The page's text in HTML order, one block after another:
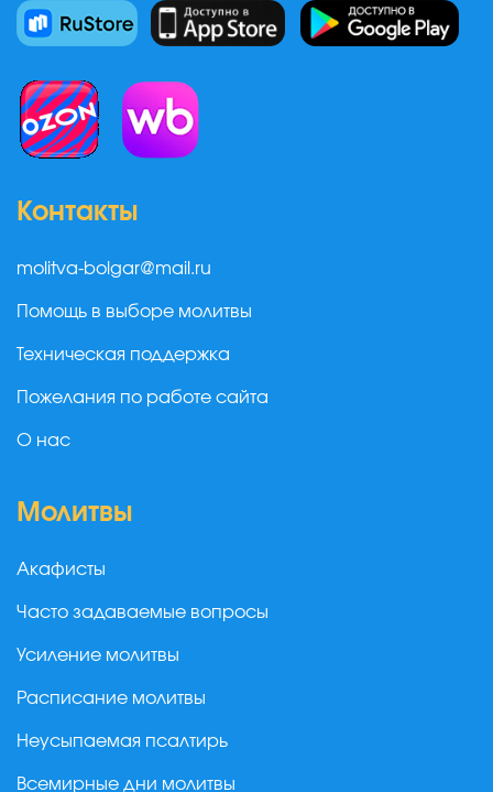
Контакты
molitva-bolgar@mail.ru
Помощь в выборе молитвы
Техническая поддержка
Пожелания по работе сайта
О нас
Молитвы
Акафисты
Часто задаваемые вопросы
Усиление молитвы
Расписание молитвы
Неусыпаемая псалтирь
Всемирные дни молитвы